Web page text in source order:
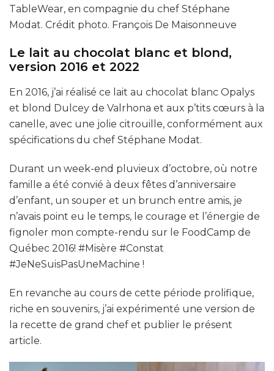
TableWear, en compagnie du chef Stéphane
Modat. Crédit photo. François De Maisonneuve
Le lait au chocolat blanc et blond,
version 2016 et 2022
En 2016, j’ai réalisé ce lait au chocolat blanc Opalys
et blond Dulcey de Valrhona et aux p’tits cœurs à la
canelle, avec une jolie citrouille, conformément aux
spécifications du chef Stéphane Modat.
Durant un week-end pluvieux d’octobre, où notre
famille a été convié à deux fêtes d’anniversaire
d’enfant, un souper et un brunch entre amis, je
n’avais point eu le temps, le courage et l’énergie de
fignoler mon compte-rendu sur le FoodCamp de
Québec 2016! #Misère #Constat
#JeNeSuisPasUneMachine !
En revanche au cours de cette période prolifique,
riche en souvenirs, j’ai expérimenté une version de
la recette de grand chef et publier le présent
article.